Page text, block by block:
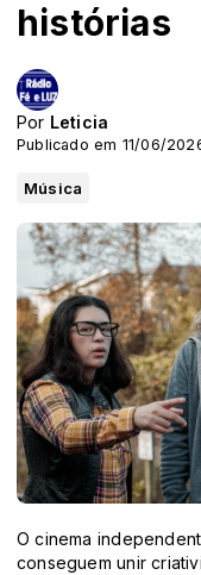
histórias
Por Leticia
Publicado em 11/06/
Música
O cinema
conseguem unir